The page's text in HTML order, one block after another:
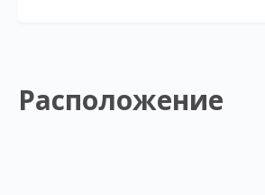
Расположение